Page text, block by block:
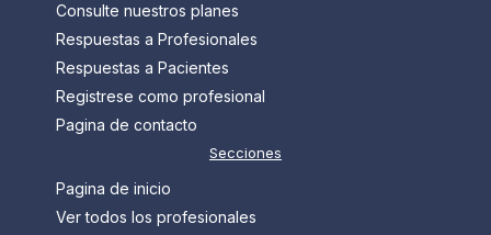
Consulte nuestros planes
Respuestas a Profesionales
Respuestas a Pacientes
Registrese como profesional
Pagina de contacto
Secciones
Pagina de inicio
Ver todos los profesionales